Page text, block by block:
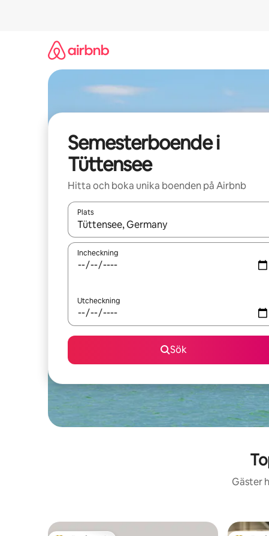
Semesterboende i
Tüttensee
Hitta och boka unika boenden på Airbnb
Plats
När resultaten är tillgängliga kan du navigera
Incheckning
Utcheckning
Sök
Gäster